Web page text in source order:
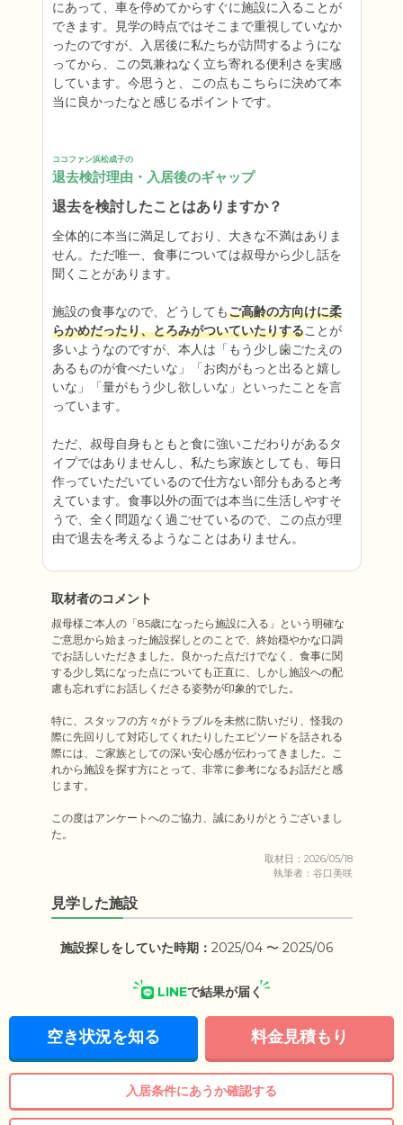
にあって、車を停めてからすぐに施設に入ることが
できます。見学の時点ではそこまで重視していなか
ったのですが、入居後に私たちが訪問するようにな
ってから、この気兼ねなく立ち寄れる便利さを実感
しています。今思うと、この点もこちらに決めて本
当に良かったなと感じるポイントです。
ココファン浜松成子の
退去検討理由・入居後のギャップ
退去を検討したことはありますか？
全体的に本当に満足しており、大きな不満はありま
せん。ただ唯一、食事については叔母から少し話を
聞くことがあります。
施設の食事なので、どうしてもご高齢の方向けに柔
らかめだったり、とろみがついていたりすることが
多いようなのですが、本人は「もう少し歯ごたえの
あるものが食べたいな」「お肉がもっと出ると嬉し
いな」「量がもう少し欲しいな」といったことを言
っています。
ただ、叔母自身もともと食に強いこだわりがあるタ
イプではありませんし、私たち家族としても、毎日
作っていただいているので仕方ない部分もあると考
えています。食事以外の面では本当に生活しやすそ
うで、全く問題なく過ごせているので、この点が理
由で退去を考えるようなことはありません。
取材者のコメント
叔母様ご本人の「85歳になったら施設に入る」という明確な
ご意思から始まった施設探しとのことで、終始穏やかな口調
でお話しいただきました。良かった点だけでなく、食事に関
する少し気になった点についても正直に、しかし施設への配
慮も忘れずにお話しくださる姿勢が印象的でした。
特に、スタッフの方々がトラブルを未然に防いだり、怪我の
際に先回りして対応してくれたりしたエピソードを話される
際には、ご家族としての深い安心感が伝わってきました。こ
れから施設を探す方にとって、非常に参考になるお話だと感
じます。
この度はアンケートへのご協力、誠にありがとうございまし
た。
取材日：2026/05/18
執筆者：谷口美咲
見学した施設
施設探しをしていた時期： 2025/04 〜 2025/06
LINEで結果が届く
空き状況を知る 料金見積もり
入居条件にあうか確認する